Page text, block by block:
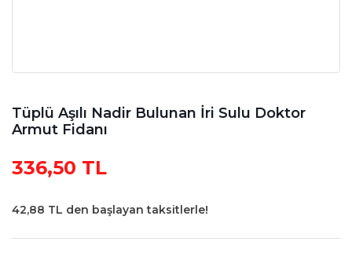
Tüplü Aşılı Nadir Bulunan İri Sulu Doktor
Armut Fidanı
336,50 TL
42,88 TL den başlayan taksitlerle!